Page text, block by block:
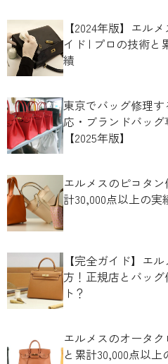
【2024年版】エル
イド | プロの技術と
績
東京でバッグ修理
応・ブランドバッ
【2025年版】
エルメスのピコタ
計30,000点以上の実
【完全ガイド】エ
方！正規店とバッ
ト？
エルメスのオータ
と累計30,000点以上